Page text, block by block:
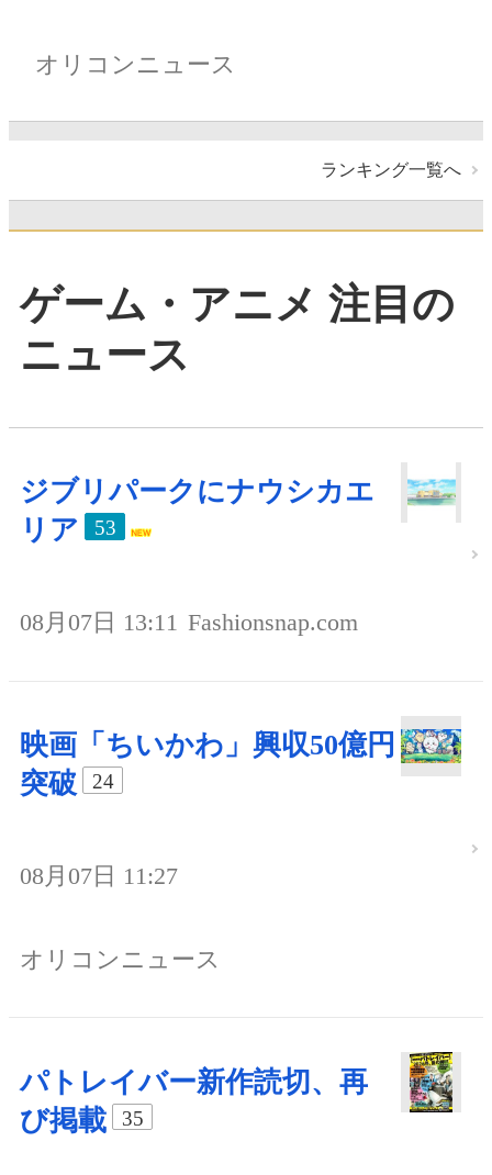
オリコンニュース
ランキング一覧へ
ゲーム・アニメ 注目の
ニュース
ジブリパークにナウシカエ
リア
53
08月07日 13:11 Fashionsnap.com
映画「ちいかわ」興収50億円
突破
24
08月07日 11:27
オリコンニュース
パトレイバー新作読切、再
び掲載
35